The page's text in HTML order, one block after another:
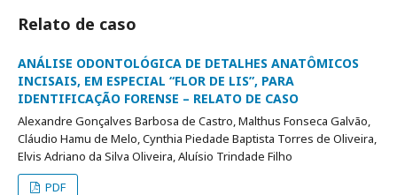
Relato de caso
ANÁLISE ODONTOLÓGICA DE DETALHES ANATÔMICOS
INCISAIS, EM ESPECIAL “FLOR DE LIS”, PARA
IDENTIFICAÇÃO FORENSE – RELATO DE CASO
Alexandre Gonçalves Barbosa de Castro, Malthus Fonseca Galvão,
Cláudio Hamu de Melo, Cynthia Piedade Baptista Torres de Oliveira,
Elvis Adriano da Silva Oliveira, Aluísio Trindade Filho
PDF